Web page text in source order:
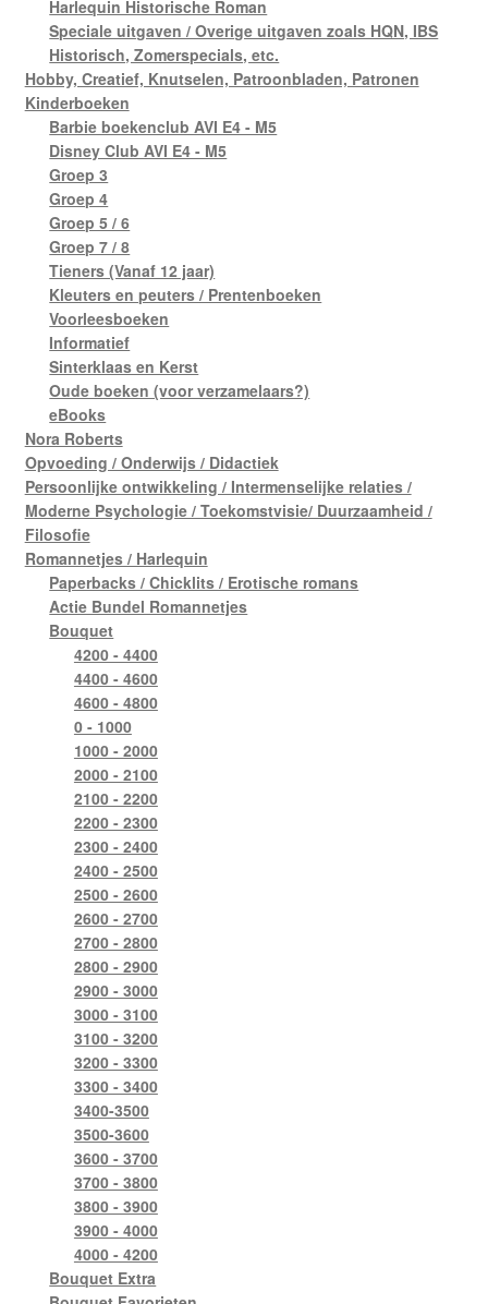
Harlequin Historische Roman
Speciale uitgaven / Overige uitgaven zoals HQN, IBS
Historisch, Zomerspecials, etc.
Hobby, Creatief, Knutselen, Patroonbladen, Patronen
Kinderboeken
Barbie boekenclub AVI E4 - M5
Disney Club AVI E4 - M5
Groep 3
Groep 4
Groep 5 / 6
Groep 7 / 8
Tieners (Vanaf 12 jaar)
Kleuters en peuters / Prentenboeken
Voorleesboeken
Informatief
Sinterklaas en Kerst
Oude boeken (voor verzamelaars?)
eBooks
Nora Roberts
Opvoeding / Onderwijs / Didactiek
Persoonlijke ontwikkeling / Intermenselijke relaties /
Moderne Psychologie / Toekomstvisie/ Duurzaamheid /
Filosofie
Romannetjes / Harlequin
Paperbacks / Chicklits / Erotische romans
Actie Bundel Romannetjes
Bouquet
4200 - 4400
4400 - 4600
4600 - 4800
0 - 1000
1000 - 2000
2000 - 2100
2100 - 2200
2200 - 2300
2300 - 2400
2400 - 2500
2500 - 2600
2600 - 2700
2700 - 2800
2800 - 2900
2900 - 3000
3000 - 3100
3100 - 3200
3200 - 3300
3300 - 3400
3400-3500
3500-3600
3600 - 3700
3700 - 3800
3800 - 3900
3900 - 4000
4000 - 4200
Bouquet Extra